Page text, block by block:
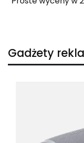
Gadżety